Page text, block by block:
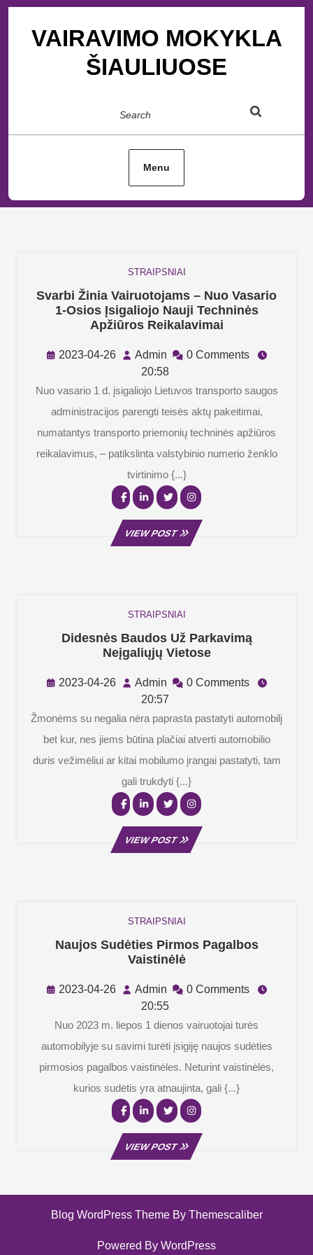
Skip
contentVAIRAVIMO MOKYKLA
ŠIAULIUOSE
Menu
STRAIPSNIAI
Svarbi Žinia Vairuotojams – Nuo Vasario
1-Osios Įsigaliojo Nauji Techninės
Apžiūros ReikalavimaiSvarbi
Vairuotojams
Vasario
1-
Osios
Įsigaliojo
Nauji
2023-04-26
2023-
26
Admin Admin0 Comments
20:58
Nuo vasario 1 d. įsigaliojo Lietuvos transporto saugos
administracijos parengti teisės aktų pakeitimai,
numatantys transporto priemonių techninės apžiūros
reikalavimus, – patikslinta valstybinio numerio ženklo
tvirtinimo {...}
Facebook
Linkedin
TwitterInstagram
VIEW POST
VIEW
POST
STRAIPSNIAI
Didesnės Baudos Už Parkavimą
Neįgaliųjų VietoseDidesnės
Už
Vietose
2023-04-26
2023-
26
Admin Admin0 Comments
20:57
Žmonėms su negalia nėra paprasta pastatyti automobilį
bet kur, nes jiems būtina plačiai atverti automobilio
duris vežimėliui ar kitai mobilumo įrangai pastatyti, tam
gali trukdyti {...}
Facebook
Linkedin
TwitterInstagram
VIEW POST
VIEW
POST
STRAIPSNIAI
Naujos Sudėties Pirmos Pagalbos
VaistinėlėNaujos
Pirmos
2023-04-26
2023-
26
Admin Admin0 Comments
20:55
Nuo 2023 m. liepos 1 dienos vairuotojai turės
automobilyje su savimi turėti įsigiję naujos sudėties
pirmosios pagalbos vaistinėles. Neturint vaistinėlės,
kurios sudėtis yra atnaujinta, gali {...}
Facebook
Linkedin
TwitterInstagram
VIEW POST
VIEW
POST
Blog WordPress ThemeBy Themescaliber
Powered By WordPress